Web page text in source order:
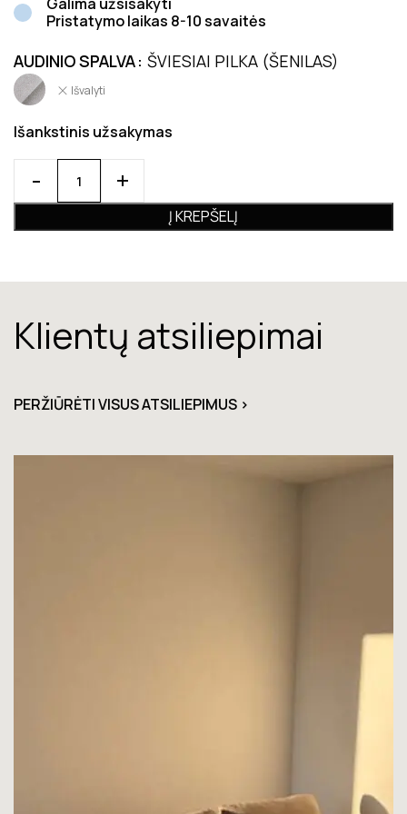
Pristatymo laikas 8-10 savaitės
AUDINIO SPALVA ŠVIESIAI PILKA (ŠENILAS)
Išvalyti
Išankstinis užsakymas
Į KREPŠELĮ
Klientų atsiliepimai
PERŽIŪRĖTI VISUS ATSILIEPIMUS >